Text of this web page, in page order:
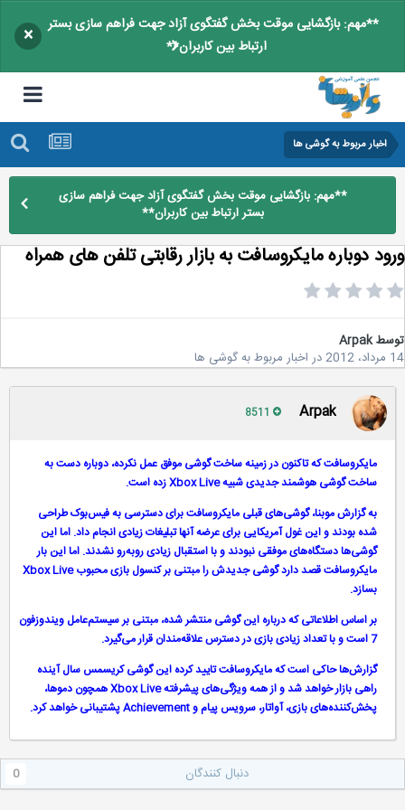
**مهم: بازگشایی موقت بخش گفتگوی آزاد جهت فراهم سازی بستر
ارتباط بین کاربران**
×
اخبار مربوط به گوشی ها
**مهم: بازگشایی موقت بخش گفتگوی آزاد جهت فراهم سازی
بستر ارتباط بین کاربران**
دوباره مایکروسافت به بازار رقابتی تلفن های همراه
Arpak
دراخبار مربوط به گوشی ها
Arpak
مایکروسافت که تاکنون در زمینه ساخت گوشی موفق عمل نکرده، دوباره دست به
ساخت گوشی هوشمند جدیدی شبیه Xbox Live زده است.
به گزارش موبنا، گوشی‌های قبلی مایکروسافت برای دسترسی به فیس‌بوک طراحی
شده بودند و این غول آمریکایی برای عرضه آنها تبلیغات زیادی انجام داد. اما این
گوشی‌ها دستگا‌ه‌های موفقی نبودند و با استقبال زیادی روبه‌رو نشدند. اما این بار
مایکروسافت قصد دارد گوشی جدیدش را مبتنی بر کنسول بازی محبوب Xbox Live
بسازد.
بر اساس اطلاعاتی که درباره این گوشی منتشر شده، مبتنی بر سیستم‌عامل ویندوزفون
گزارش‌ها حاکی است که مایکروسافت تایید کرده این گوشی کریسمس سال آینده
راهی بازار خواهد شد و از همه ویژگی‌های پیشرفته Xbox Live همچون دموها،
پخش‌کننده‌های بازی، آواتار، سرویس پیام و Achievement پشتیبانی خواهد کرد.
دنبال کنندگان